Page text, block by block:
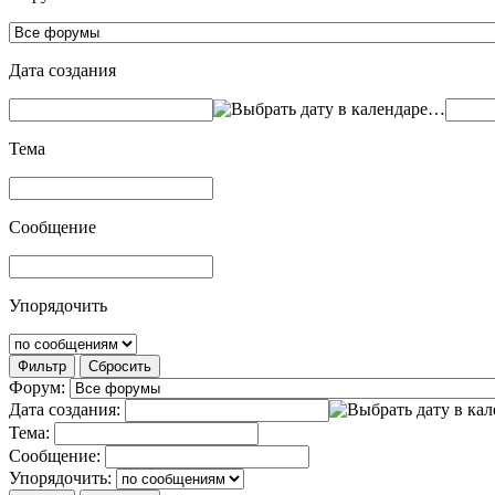
Дата создания
…
Тема
Сообщение
Упорядочить
Фильтр Сбросить
Форум:
Дата создания:
Тема:
Сообщение:
Упорядочить: